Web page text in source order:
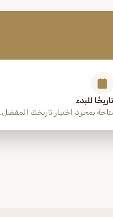
للبدء
بمجرد اختيار تاريخك المفضل.